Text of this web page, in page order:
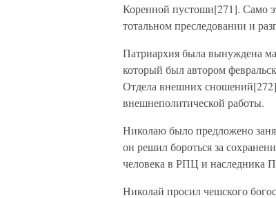
Коренной пустоши[271]. Само
тотальном преследовании и
Патриархия была вынуждена
который был автором
Отдела внешних
внешнеполитической работы.
Николаю было предложено
он решил бороться за
человека в РПЦ и наследника
Николай просил чешского